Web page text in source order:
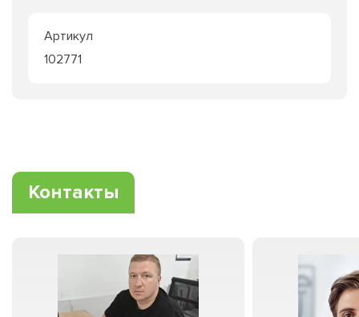
Артикул
102771
Контакты